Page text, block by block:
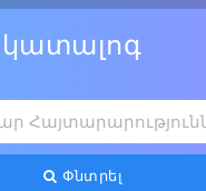
կատալոգ
Փնտրել